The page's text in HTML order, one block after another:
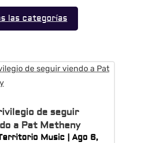
las categorías
de seguir
a Pat Metheny
Music
Ago 6,